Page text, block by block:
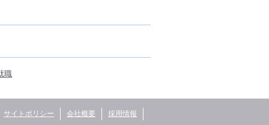
職
サイトポリシー 会社概要 採用情報